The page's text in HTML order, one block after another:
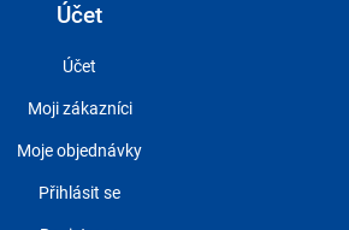
Účet
Účet
Moji zákazníci
Moje objednávky
Přihlásit se